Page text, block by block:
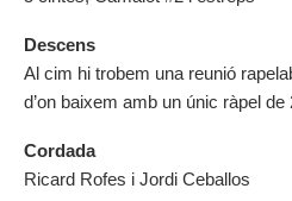
Descens
Al cim hi trobem una reunió
d’on baixem amb un únic ràpel
Cordada
Ricard Rofes i Jordi Ceballos